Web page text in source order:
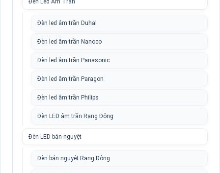
Đèn Led Âm Trần
Đèn led âm trần Duhal
Đèn led âm trần Nanoco
Đèn led âm trần Panasonic
Đèn led âm trần Paragon
Đèn led âm trần Philips
Đèn LED âm trần Rạng Đông
Đèn LED bán nguyệt
Đèn bán nguyệt Rạng Đông